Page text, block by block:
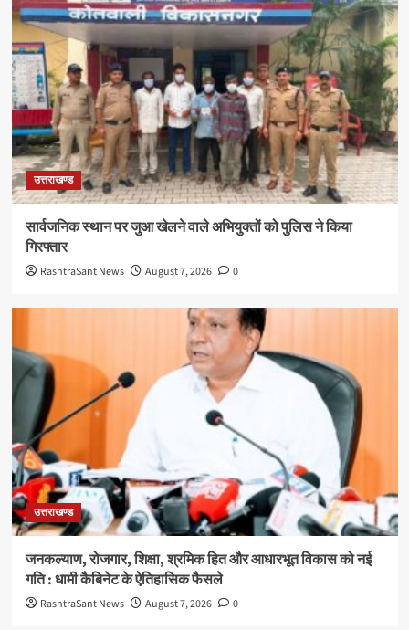
उत्तराखण्ड
सार्वजनिक स्थान पर जुआ खेलने वाले अभियुक्तों को पुलिस ने किया
गिरफ्तार
RashtraSant News August 7, 2026 0
उत्तराखण्ड
जनकल्याण, रोजगार, शिक्षा, श्रमिक हित और आधारभूत विकास को नई
गति : धामी कैबिनेट के ऐतिहासिक फैसले
RashtraSant News August 7, 2026 0